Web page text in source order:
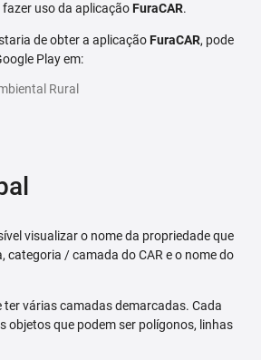
uso da aplicaçãoFuraCAR.
de obter a aplicaçãoFuraCAR, pode
Play em:
Rural
visualizar o nome da propriedade que
categoria / camada do CAR e o nome do
ter várias camadas demarcadas. Cada
objetos que podem ser polígonos, linhas